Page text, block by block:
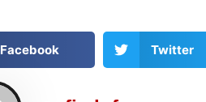
Facebook Twitter